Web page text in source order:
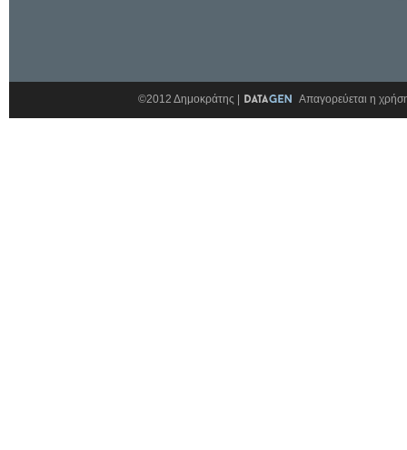
©2012 Δημοκράτης | Απαγορεύεται η